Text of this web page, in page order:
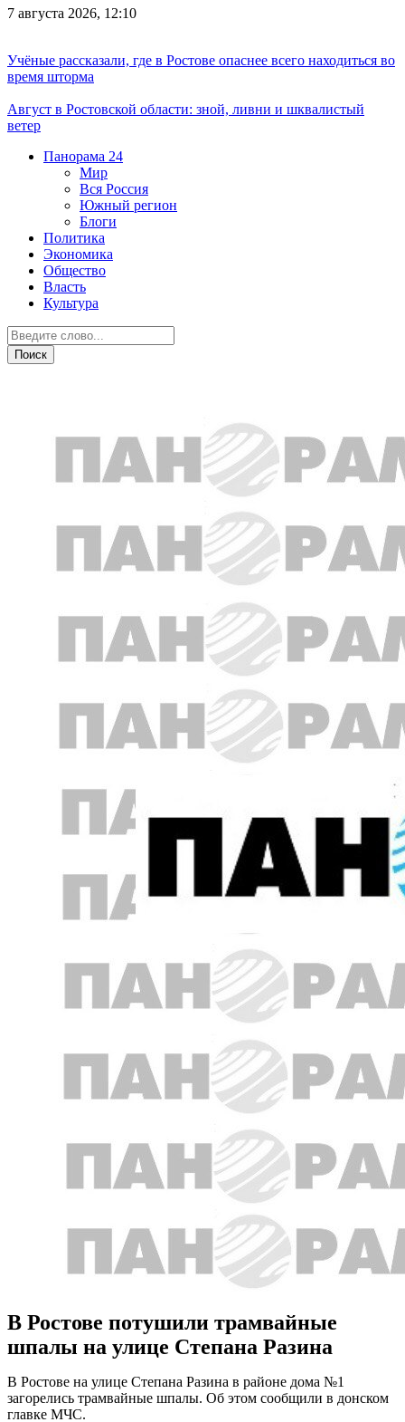
7 августа 2026, 12:10
Учёные рассказали, где в Ростове опаснее всего находиться во
время шторма
Август в Ростовской области: зной, ливни и шквалистый
ветер
Панорама 24
Мир
Вся Россия
Южный регион
Блоги
Политика
Экономика
Общество
Власть
Культура
В Ростове потушили трамвайные
шпалы на улице Степана Разина
В Ростове на улице Степана Разина в районе дома №1
загорелись трамвайные шпалы. Об этом сообщили в донском
главке МЧС.